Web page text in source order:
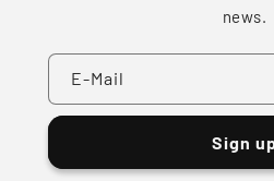
news.
E-Mail
Sign